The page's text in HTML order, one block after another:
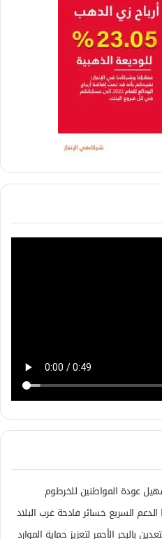
عودة المواطنين للخرطوم
السريع خسائر فادحة غرب البلاد
بالبحر الأحمر لتعزيز حماية الموارد